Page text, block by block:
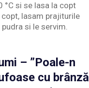
°C si se lasa la copt
lasam prajiturile
si le servim.
– ”Poale-n
cu brânză